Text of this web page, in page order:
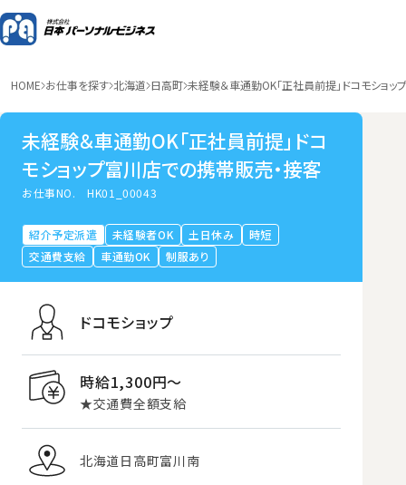
HOME お仕事を探す 北海道 日高町 未経験＆車通勤OK「正社員前提」ドコモショ
未経験＆車通勤OK「正社員前提」ドコ
モショップ富川店での携帯販売・接客
お仕事NO.HK01_00043
紹介予定派遣 未経験者OK 土日休み
時短
交通費支給
車通勤OK 制服あり
ドコモショップ
時給1,300円〜
★交通費全額支給
北海道日高町富川南